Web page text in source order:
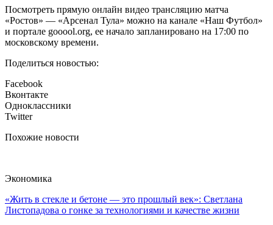
Посмотреть прямую онлайн видео трансляцию матча
«Ростов» — «Арсенал Тула» можно на канале «Наш Футбол»
и портале gooool.org, ее начало запланировано на 17:00 по
московскому времени.
Поделиться новостью:
Facebook
Вконтакте
Одноклассники
Twitter
Похожие новости
Экономика
«Жить в стекле и бетоне — это прошлый век»: Светлана
Листопадова о гонке за технологиями и качестве жизни